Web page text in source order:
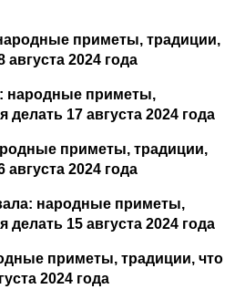
приметы, традиции,
августа 2024 года
народные приметы,
делать 17 августа 2024 года
приметы, традиции,
августа 2024 года
народные приметы,
делать 15 августа 2024 года
приметы, традиции, что
2024 года